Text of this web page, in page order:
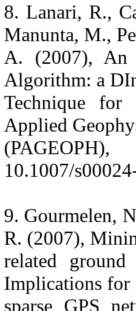
8. Lanari, R.,
Manunta, M.,
A. (2007), An
Algorithm: a
Technique for
Applied
10.1007/
9. Gourmelen,
R. (2007),
related
Implications for
sparse GPS